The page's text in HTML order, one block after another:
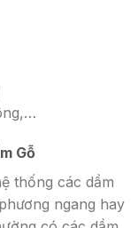
Gỗ
thống các dầm
ngang hay